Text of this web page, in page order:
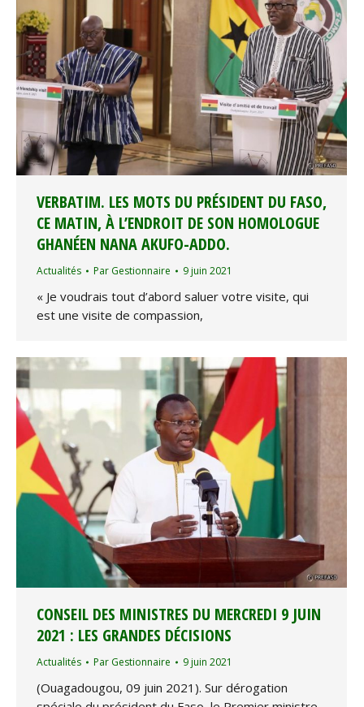
VERBATIM. LES MOTS DU PRÉSIDENT DU FASO,
CE MATIN, À L’ENDROIT DE SON HOMOLOGUE
GHANÉEN NANA AKUFO-ADDO.
Actualités Par Gestionnaire 9 juin 2021
« Je voudrais tout d’abord saluer votre visite, qui
est une visite de compassion,
CONSEIL DES MINISTRES DU MERCREDI 9 JUIN
2021 : LES GRANDES DÉCISIONS
Actualités Par Gestionnaire 9 juin 2021
(Ouagadougou, 09 juin 2021). Sur dérogation